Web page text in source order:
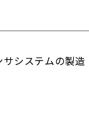
システムの製造